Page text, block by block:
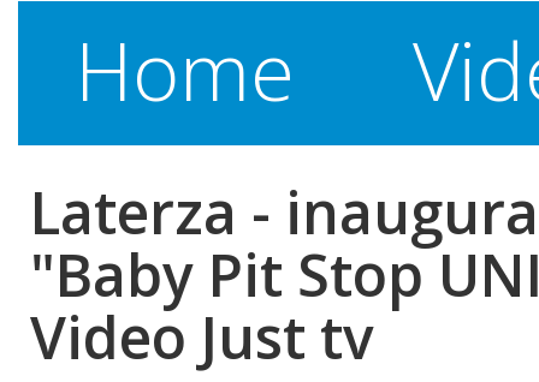
Home
Laterza -
"Baby Pit Stop
Video Just tv